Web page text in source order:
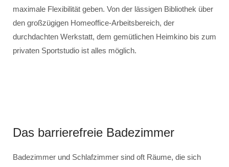
maximale Flexibilität geben. Von der lässigen Bibliothek über
den großzügigen Homeoffice-Arbeitsbereich, der
durchdachten Werkstatt, dem gemütlichen Heimkino bis zum
privaten Sportstudio ist alles möglich.
Das barrierefreie Badezimmer
Badezimmer und Schlafzimmer sind oft Räume, die sich